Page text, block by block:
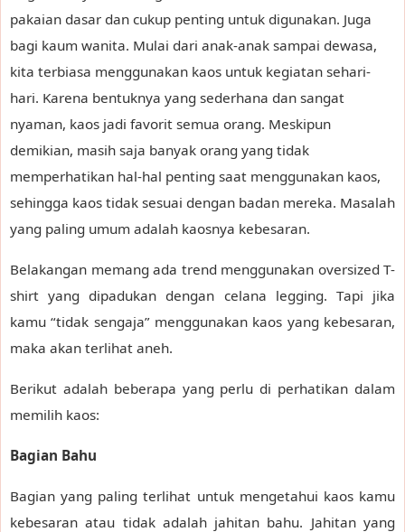
pakaian dasar dan cukup penting untuk digunakan. Juga
bagi kaum wanita. Mulai dari anak-anak sampai dewasa,
kita terbiasa menggunakan kaos untuk kegiatan sehari-
hari. Karena bentuknya yang sederhana dan sangat
nyaman, kaos jadi favorit semua orang. Meskipun
demikian, masih saja banyak orang yang tidak
memperhatikan hal-hal penting saat menggunakan kaos,
sehingga kaos tidak sesuai dengan badan mereka. Masalah
yang paling umum adalah kaosnya kebesaran.
Belakangan memang ada trend menggunakan oversized T-
shirt yang dipadukan dengan celana legging. Tapi jika
kamu “tidak sengaja” menggunakan kaos yang kebesaran,
maka akan terlihat aneh.
Berikut adalah beberapa yang perlu di perhatikan dalam
memilih kaos:
Bagian Bahu
Bagian yang paling terlihat untuk mengetahui kaos kamu
kebesaran atau tidak adalah jahitan bahu. Jahitan yang